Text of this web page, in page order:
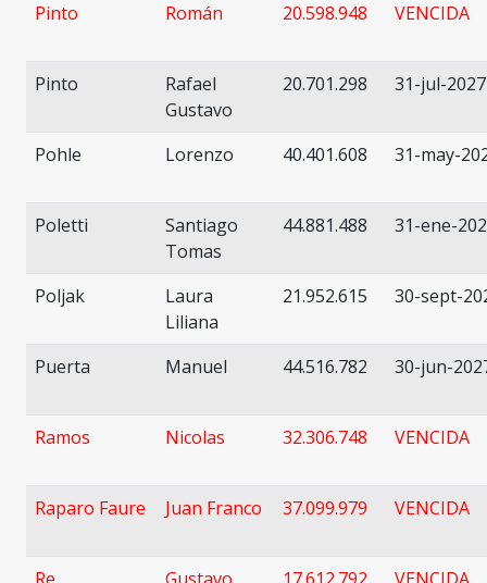
Pinto Román 20.598.948 VENCIDA
Pinto
Rafael
Gustavo
20.701.298 31-jul-2027
Pohle Lorenzo 40.401.608 31-may-
Poletti
Santiago
Tomas
44.881.488 31-ene-
Poljak
Laura
Liliana
21.952.615 30-sept-
Puerta Manuel 44.516.782 30-jun-
Ramos Nicolas 32.306.748 VENCIDA
Raparo Faure Juan Franco 37.099.979 VENCIDA